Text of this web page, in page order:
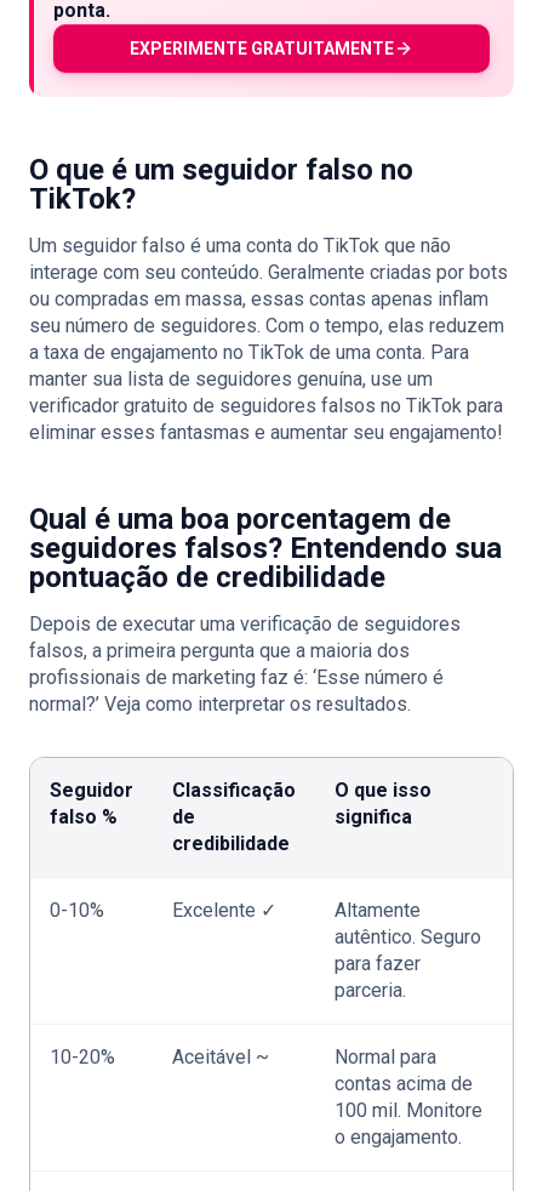
ponta.
EXPERIMENTE GRATUITAMENTE
O que é um seguidor falso no
TikTok?
Um seguidor falso é uma conta do TikTok que não
interage com seu conteúdo. Geralmente criadas por bots
ou compradas em massa, essas contas apenas inflam
seu número de seguidores. Com o tempo, elas reduzem
a taxa de engajamento no TikTok de uma conta. Para
manter sua lista de seguidores genuína, use um
verificador gratuito de seguidores falsos no TikTok para
eliminar esses fantasmas e aumentar seu engajamento!
Qual é uma boa porcentagem de
seguidores falsos? Entendendo sua
pontuação de credibilidade
Depois de executar uma verificação de seguidores
falsos, a primeira pergunta que a maioria dos
profissionais de marketing faz é: ‘Esse número é
normal?’ Veja como interpretar os resultados.
Seguidor
falso %
Classificação
de
credibilidade
O que isso
significa
0-10% Excelente ✓
Altamente
autêntico. Seguro
para fazer
parceria.
10-20% Aceitável ~
Normal para
contas acima de
100 mil. Monitore
o engajamento.